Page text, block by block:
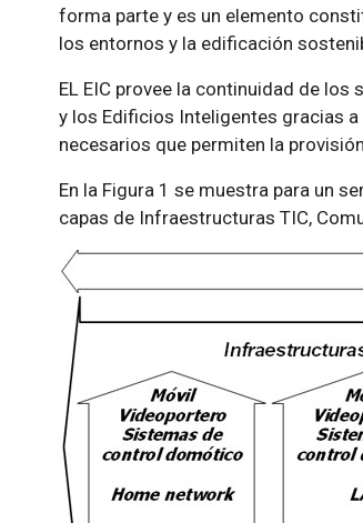
forma parte y es un elemento
los entornos y la edificación
EL EIC provee la continuidad de los
y los Edificios Inteligentes gracias
necesarios que permiten la
En la Figura 1 se muestra para un
capas de Infraestructuras TIC,